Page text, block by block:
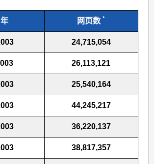
网页数 *
24,715,054
26,113,121
25,540,164
44,245,217
36,220,137
38,817,357